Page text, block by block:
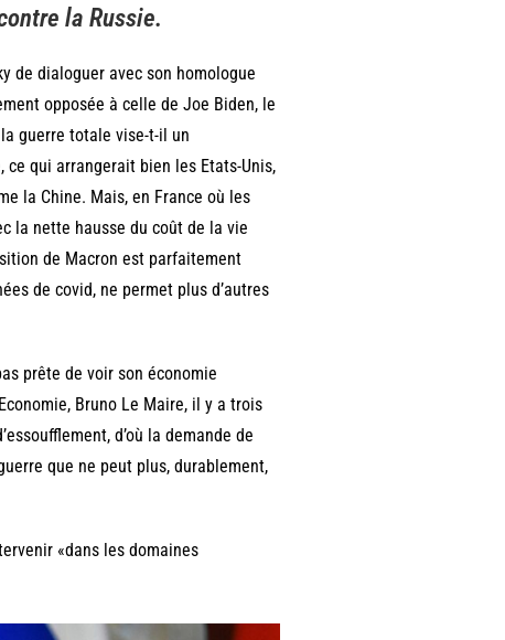
la Russie.
de dialoguer avec son homologue
opposée à celle de Joe Biden, le
guerre totale vise-t-il un
qui arrangerait bien les Etats-Unis,
la Chine. Mais, en France où les
la nette hausse du coût de la vie
de Macron est parfaitement
de covid, ne permet plus d’autres
prête de voir son économie
Bruno Le Maire, il y a trois
d’où la demande de
que ne peut plus, durablement,
«dans les domaines